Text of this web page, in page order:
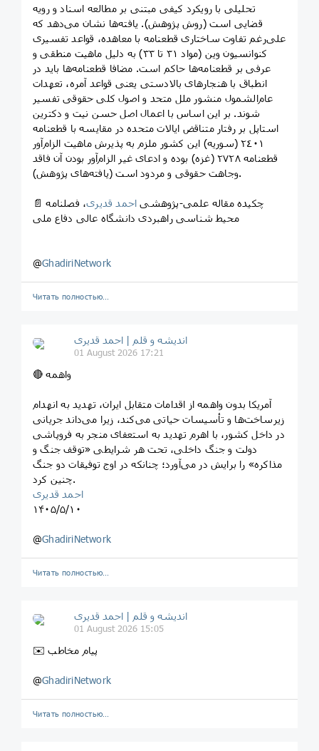
تحلیلی با رویکرد کیفی مبتنی بر مطالعه اسناد و رویه
قضایی است (روش پژوهش). یافته‌ها نشان می‌دهد که
علی‌رغم تفاوت ساختاری قطعنامه با معاهده، قواعد تفسیری
کنوانسیون وین (مواد ۳۱ تا ۳۳) به دلیل ماهیت منطقی و
عرفی بر قطعنامه‌ها حاکم است. مضافا قطعنامه‌ها باید در
انطباق با هنجارهای بالادستی یعنی قواعد آمره، تعهدات
عام‌الشمول منشور ملل متحد و اصول کلی حقوقی تفسیر
شوند. بر این اساس با اعمال اصل حسن نیت و دکترین
استاپل بر رفتار متناقض ایالات متحده در مقایسه با قطعنامه
٢٤٠۱ (سوریه) این کشور ملزم به پذیرش ماهیت الزام‌آور
قطعنامه ۲۷۲۸ (غزه) بوده و ادعای غیر الزام‌آور بودن آن فاقد
وجاهت حقوقی و مردود است (یافته‌های پژوهش).
📄 چکیده مقاله علمی-پژوهشی احمد قدیری، فصلنامه
محیط شناسی راهبردی دانشگاه عالی دفاع ملی
@GhadiriNetwork
Читать полностью…
اندیشه و قلم | احمد قدیری
01 August 2026 17:21
🔴 واهمه
آمریکا بدون واهمه از اقدامات متقابل ایران، تهدید به انهدام
زیرساخت‌ها و تأسیسات حیاتی می‌کند، زیرا می‌داند جریانی
در داخل کشور، با اهرم تهدید به استعفای منجر به فروپاشی
دولت و جنگ داخلی، تحت هر شرایطی «توقف جنگ و
مذاکره» را برایش در می‌آورد؛ چنانکه در اوج توفیقات دو جنگ
چنین کرد.
احمد قدیری
۱۴۰۵/۵/۱۰
@GhadiriNetwork
Читать полностью…
اندیشه و قلم | احمد قدیری
01 August 2026 15:05
✉️ پیام مخاطب
@GhadiriNetwork
Читать полностью…